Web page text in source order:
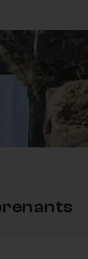
Voir
de